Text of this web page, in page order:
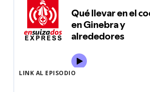
LINK AL EPISODIO